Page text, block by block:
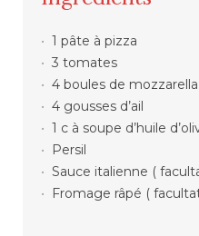
1 pâte à pizza
3 tomates
4 boules de mozzarella
4 gousses d’ail
1 c à soupe d’huile
Persil
Sauce italienne (
Fromage râpé (